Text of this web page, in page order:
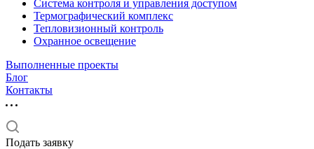
Система контроля и управления доступом
Термографический комплекс
Тепловизионный контроль
Охранное освещение
Выполненные проекты
Блог
Контакты
Подать заявку